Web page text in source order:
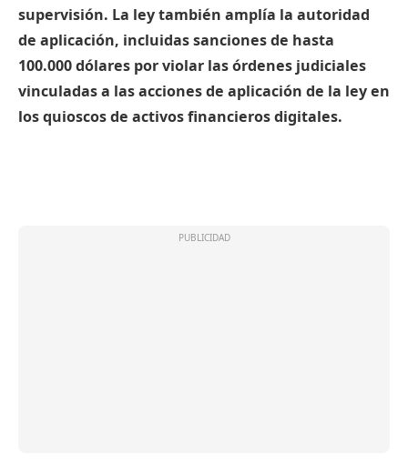
supervisión. La ley también amplía la autoridad
de aplicación, incluidas sanciones de hasta
100.000 dólares por violar las órdenes judiciales
vinculadas a las acciones de aplicación de la ley en
los quioscos de activos financieros digitales.